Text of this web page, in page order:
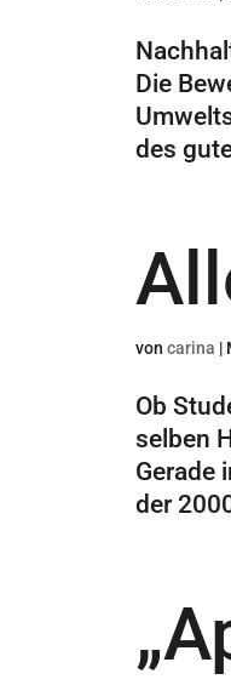
Die
des
von carina |
Ob
selben
Gerade
der